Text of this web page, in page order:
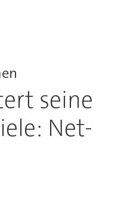
seine
Net-